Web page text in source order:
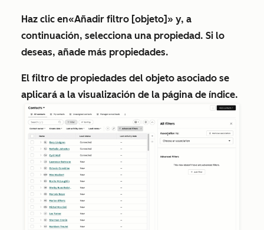
Haz clic en«Añadir filtro [objeto]» y, a
continuación, selecciona una propiedad. Si lo
deseas, añade más propiedades.
El filtro de propiedades del objeto asociado se
aplicará a la visualización de la página de índice.